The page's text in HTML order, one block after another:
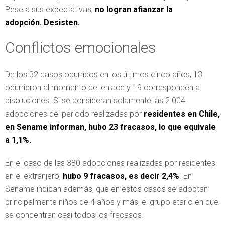
Pese a sus expectativas, no logran afianzar la
adopción. Desisten.
Conflictos emocionales
De los 32 casos ocurridos en los últimos cinco años, 13
ocurrieron al momento del enlace y 19 corresponden a
disoluciones. Si se consideran solamente las 2.004
adopciones del periodo realizadas por residentes en Chile,
en Sename informan, hubo 23 fracasos, lo que equivale
a 1,1%.
En el caso de las 380 adopciones realizadas por residentes
en el extranjero, hubo 9 fracasos, es decir 2,4% . En
Sename indican además, que en estos casos se adoptan
principalmente niños de 4 años y más, el grupo etario en que
se concentran casi todos los fracasos.